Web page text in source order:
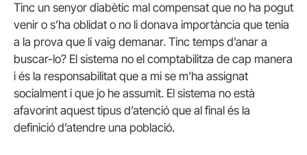
Tinc un senyor diabètic mal compensat que no ha pogut
venir o s’ha oblidat o no li donava importància que tenia
a la prova que li vaig demanar. Tinc temps d’anar a
buscar-lo? El sistema no el comptabilitza de cap manera
i és la responsabilitat que a mi se m’ha assignat
socialment i que jo he assumit. El sistema no està
afavorint aquest tipus d’atenció que al final és la
definició d’atendre una població.